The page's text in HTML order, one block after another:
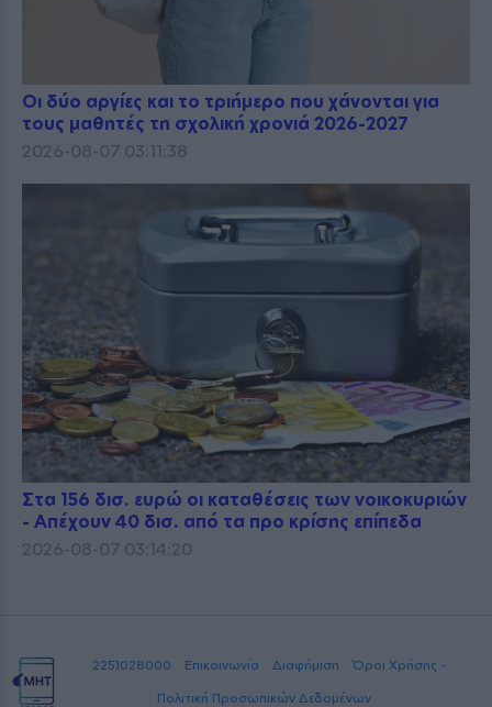
Οι δύο αργίες και το τριήμερο που χάνονται για
τους μαθητές τη σχολική χρονιά 2026-2027
2026-08-07 03:11:38
Στα 156 δισ. ευρώ οι καταθέσεις των νοικοκυριών
- Απέχουν 40 δισ. από τα προ κρίσης επίπεδα
2026-08-07 03:14:20
2251028000 Επικοινωνία Διαφήμιση
Όροι Χρήσης -
Πολιτική Προσωπικών Δεδομένων